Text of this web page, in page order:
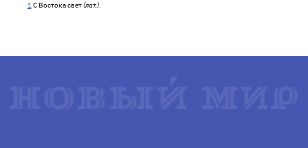
1С Востока свет(лат.).